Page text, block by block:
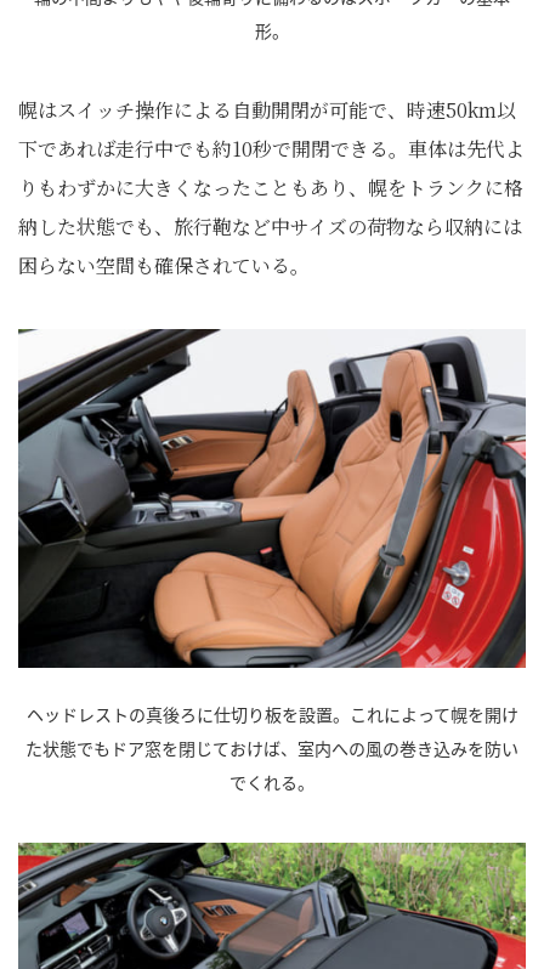
形。
幌はスイッチ操作による自動開閉が可能で、時速50km以
下であれば走行中でも約10秒で開閉できる。車体は先代よ
りもわずかに大きくなったこともあり、幌をトランクに格
納した状態でも、旅行鞄など中サイズの荷物なら収納には
困らない空間も確保されている。
ヘッドレストの真後ろに仕切り板を設置。これによって幌を開け
た状態でもドア窓を閉じておけば、室内への風の巻き込みを防い
でくれる。